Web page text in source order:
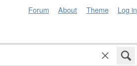
Forum About Theme Log in